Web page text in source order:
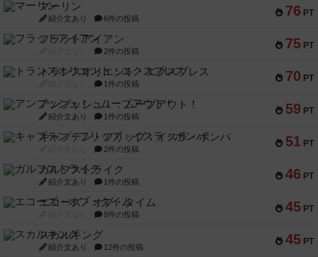
76 PT
マーリン
紹介文あり 6件の投稿
75 PT
フラットアイアン
2件の投稿
70 PT
トランスオリエント・エクスプレス
1件の投稿
59 PT
アンブッシュ！：ムーブアウト！
紹介文あり 1件の投稿
51 PT
キャプテン・フリップ：イスラ・ボンバ
2件の投稿
46 PT
ガルフストライク
紹介文あり 1件の投稿
45 PT
エコーズ・オブ・タイム
8件の投稿
45 PT
スカルキング
紹介文あり 12件の投稿